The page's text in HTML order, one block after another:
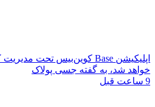
خواهد شد، به گفته جسی پولاک
9 ساعت قبل